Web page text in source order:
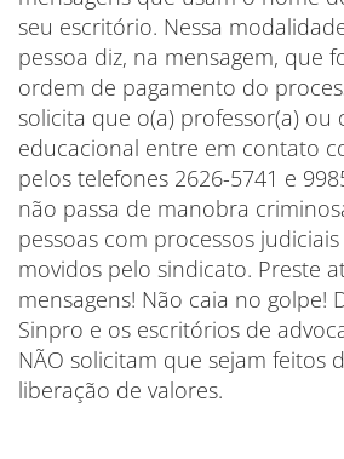
seu escritório. Nessa
pessoa diz, na mensagem, que
ordem de pagamento do
solicita que o(a) professor(a) ou
educacional entre em contato
pelos telefones 2626-5741 e
não passa de manobra
pessoas com processos
movidos pelo sindicato. Preste
mensagens! Não caia no golpe!
Sinpro e os escritórios de
NÃO solicitam que sejam feitos
liberação de valores.